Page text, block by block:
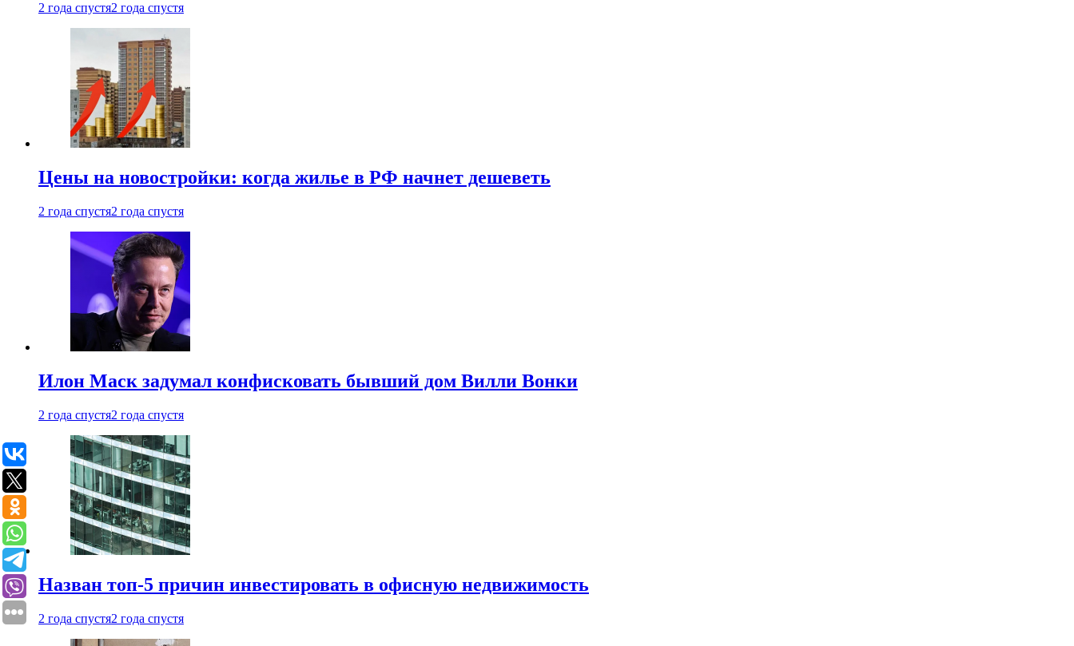
2 года спустя2 года спустя
Цены на новостройки: когда жилье в РФ начнет дешеветь
2 года спустя2 года спустя
Илон Маск задумал конфисковать бывший дом Вилли Вонки
2 года спустя2 года спустя
Назван топ-5 причин инвестировать в офисную недвижимость
2 года спустя2 года спустя